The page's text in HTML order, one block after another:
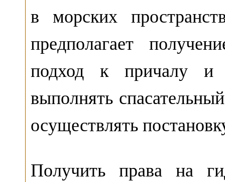
в морских
предполагает
подход к причалу и
выполнять
осуществлять
Получить права на